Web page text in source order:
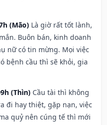
(Mão) Là giờ rất tốt lành,
Buôn bán, kinh doanh
nữ có tin mừng. Mọi việc
bệnh cầu thì sẽ khỏi, gia
(Thìn) Cầu tài thì không
đi hay thiệt, gặp nạn, việc
quỷ nên cúng tế thì mới